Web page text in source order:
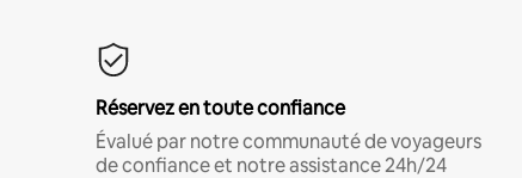
Réservez en toute confiance
Évalué par notre communauté de voyageurs
de confiance et notre assistance 24h/24